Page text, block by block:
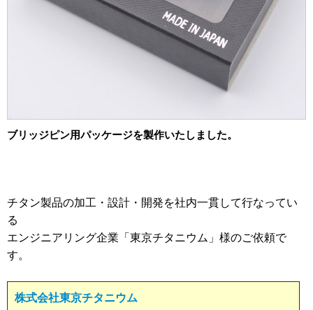
ブリッジピン用パッケージを製作いたしました。
チタン製品の加工・設計・開発を社内一貫して行なってい
る
エンジニアリング企業「東京チタニウム」様のご依頼で
す。
株式会社東京チタニウム
スポーツ・アウトドア・健康用
靴・衣類・アパレル小物用
食品・食材用
産業・電化製品用
ノベルティ
2012年
2009年